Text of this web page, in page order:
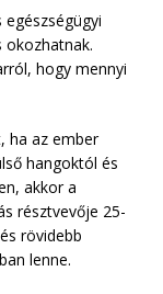
okozhatnak.
hogy mennyi
ha az ember
hangoktól és
akkor a
résztvevője 25-
rövidebb
lenne.